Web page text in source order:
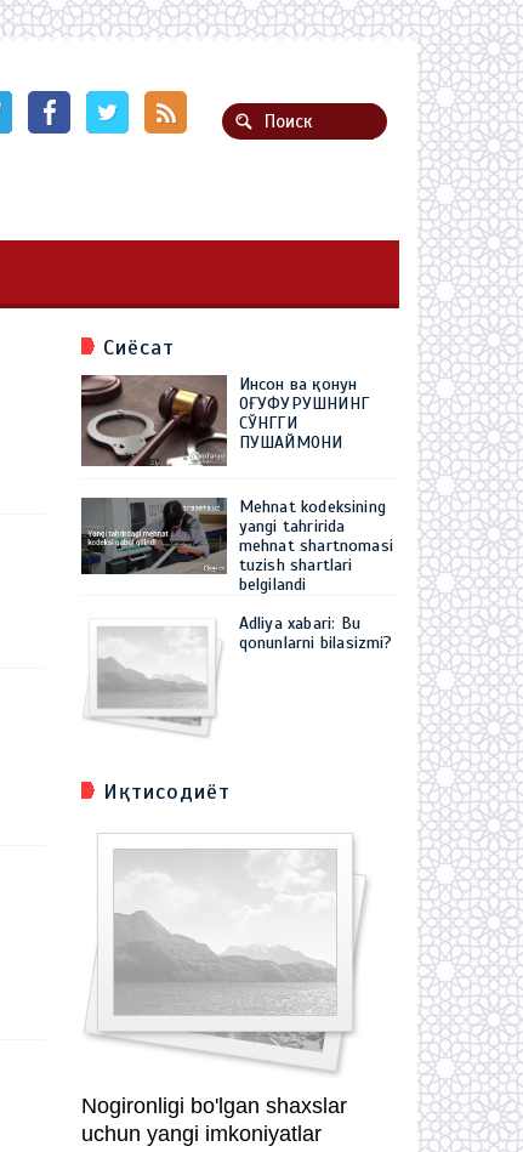
Сиёсат
Инсон ва қонун
ОҒУФУРУШНИНГ
СЎНГГИ
ПУШАЙМОНИ
Mehnat kodeksining
yangi tahririda
mehnat shartnomasi
tuzish shartlari
belgilandi
Adliya xabari: Bu
qonunlarni bilasizmi?
Иқтисодиёт
Nogironligi bo'lgan shaxslar
uchun yangi imkoniyatlar